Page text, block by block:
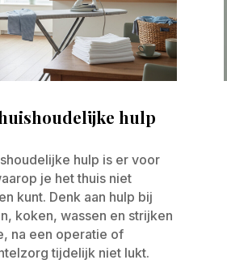
hulp
hulp is er voor
je het thuis niet
kunt. Denk aan hulp bij
koken, wassen en strijken
na een operatie of
tijdelijk niet lukt.